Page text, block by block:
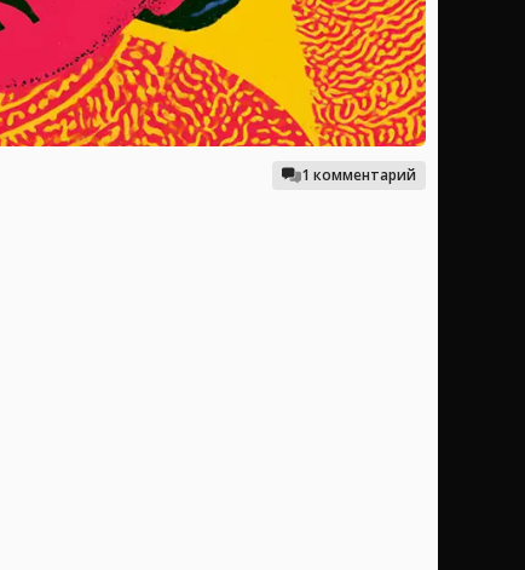
1 комментарий